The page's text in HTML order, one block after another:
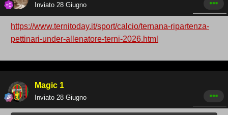
Inviato 28 Giugno
https://www.ternitoday.it/sport/calcio/ternana-ripartenza-
pettinari-under-allenatore-terni-2026.html
Magic 1
Inviato 28 Giugno